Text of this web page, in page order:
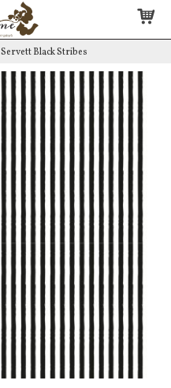
Servett Black Stribes